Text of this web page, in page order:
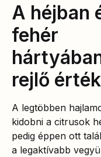
A héjban
fehér
rejlő érték
A legtöbben
kidobni a citrusok
pedig éppen ott
a legaktívabb